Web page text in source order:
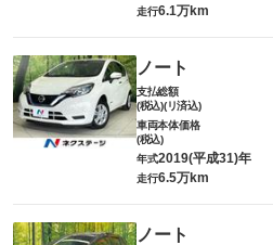
走行6.1万km
ノート
支払総額
(税込)(リ済込)
車両本体価格
(税込)
年式2019(平成31)年
走行6.5万km
ノート